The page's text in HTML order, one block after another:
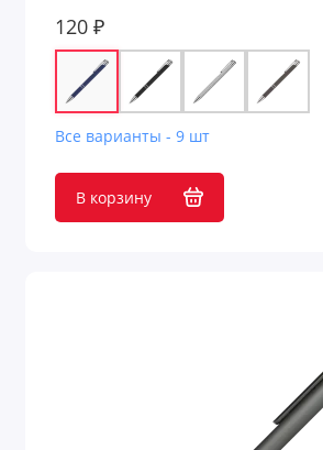
120 ₽
Все варианты - 9 шт
В корзину